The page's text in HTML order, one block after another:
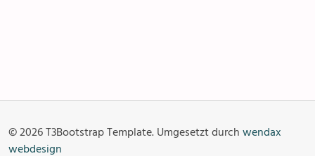
© 2026 T3Bootstrap Template. Umgesetzt durch wendax
webdesign
Angebot & Sakramente
Aktuelles
Fotogalerie
Links